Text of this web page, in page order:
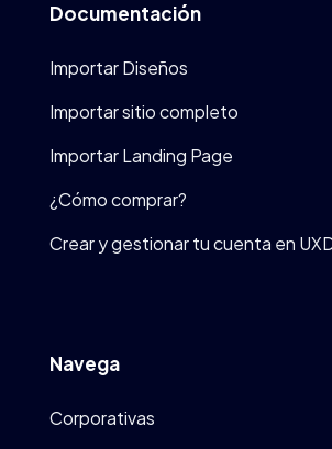
Documentación
Importar Diseños
Importar sitio completo
Importar Landing Page
¿Cómo comprar?
Crear y gestionar tu cuenta en
Navega
Corporativas